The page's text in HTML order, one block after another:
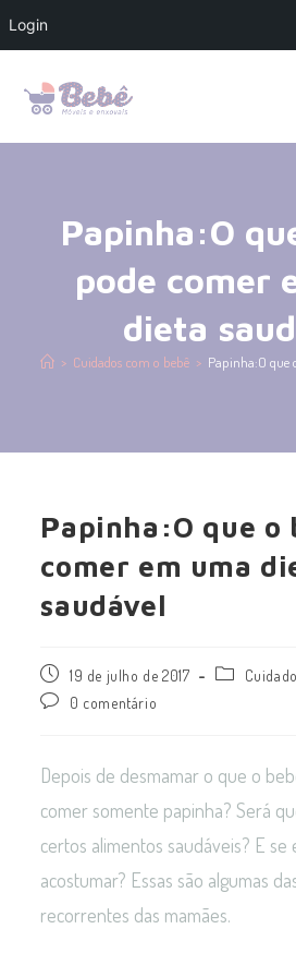
Login
Papinha:O
pode comer
dieta
> Cuidados com o bebê > Papinha:O que
Papinha:O que o
comer em uma
saudável
19 de julho de 2017
0 comentário
Depois de desmamar o que o
comer somente papinha? Será
certos alimentos saudáveis? E se
acostumar? Essas são algumas
recorrentes das mamães.